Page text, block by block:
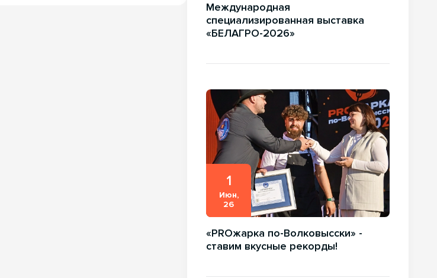
Международная
специализированная выставка
«БЕЛАГРО-2026»
1
Июн,
26
«PROжарка по-Волковысски» -
ставим вкусные рекорды!